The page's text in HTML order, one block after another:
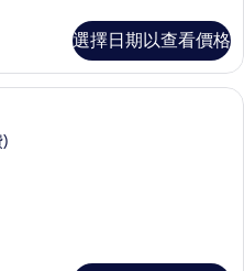
選擇日期以查看價格
羽絨被、遮光布/窗簾、免費無線上網